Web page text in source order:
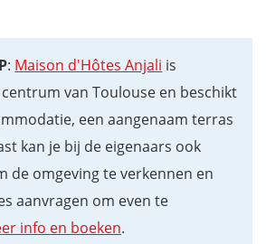
: Maison d'Hôtes Anjali is
van Toulouse en beschikt
een aangenaam terras
kan je bij de eigenaars ook
de omgeving te verkennen en
aanvragen om even te
info en boeken.